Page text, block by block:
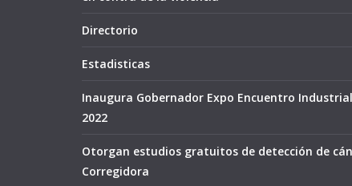
Directorio
Estadisticas
Inaugura Gobernador Expo Encuentro
2022
Otorgan estudios gratuitos de detección de
Corregidora